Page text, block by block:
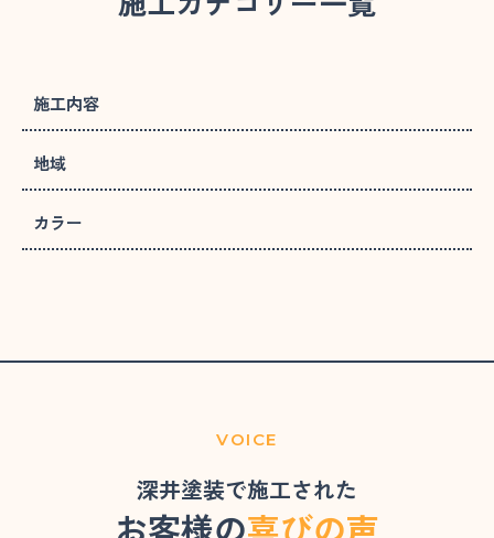
施工内容
地域
カラー
VOICE
深井塗装で施工された
お客様の喜びの声